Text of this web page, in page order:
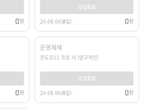
0원
모집종료
26.08.06(0일) 0원
0원
운영체제
윈도우11 프로 키 (영구적인)
모집종료
26.08.06(0일) 0원